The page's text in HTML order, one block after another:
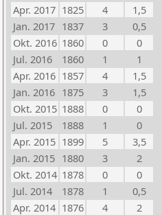
Apr. 2017 1825 4
1,5
Jan. 2017 1837 3
0,5
Okt. 2016 1860 0
0
Jul. 2016
1860 1
1
Apr. 2016 1857 4
1,5
Jan. 2016 1875 3
1,5
Okt. 2015 1888 0
0
Jul. 2015
1888 1
0
Apr. 2015 1899 5
3,5
Jan. 2015 1880 3
2
Okt. 2014 1878 0
0
Jul. 2014
1878 1
0,5
Apr. 2014 1876 4
2